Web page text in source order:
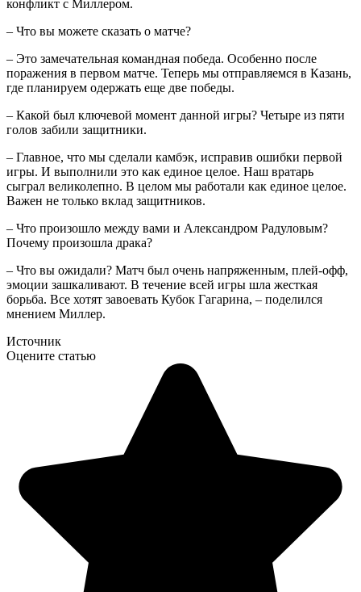
конфликт с Миллером.
– Что вы можете сказать о матче?
– Это замечательная командная победа. Особенно после
поражения в первом матче. Теперь мы отправляемся в Казань,
где планируем одержать еще две победы.
– Какой был ключевой момент данной игры? Четыре из пяти
голов забили защитники.
– Главное, что мы сделали камбэк, исправив ошибки первой
игры. И выполнили это как единое целое. Наш вратарь
сыграл великолепно. В целом мы работали как единое целое.
Важен не только вклад защитников.
– Что произошло между вами и Александром Радуловым?
Почему произошла драка?
– Что вы ожидали? Матч был очень напряженным, плей‑офф,
эмоции зашкаливают. В течение всей игры шла жесткая
борьба. Все хотят завоевать Кубок Гагарина, – поделился
мнением Миллер.
Источник
Оцените статью